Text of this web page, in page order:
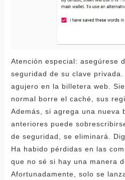
Atención especial: asegúrese
seguridad de su clave
agujero en la billetera web.
normal borre el caché, sus
Además, si agrega una nueva
anteriores puede
de seguridad, se eliminará.
Ha habido pérdidas en las
que no sé si hay una manera
Afortunadamente, solo se